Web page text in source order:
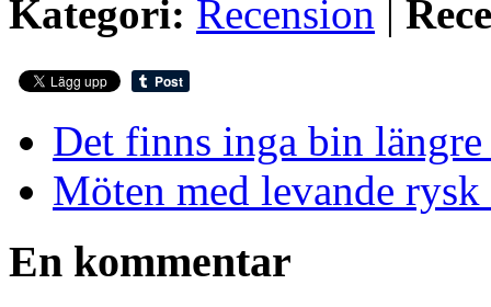
Kategori: Recension |
Det finns inga bin
Möten med levande
En kommentar